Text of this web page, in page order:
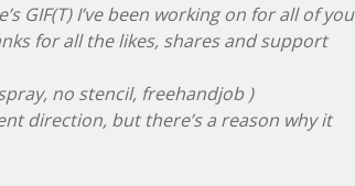
GIF(T) I’ve been working on for all of you
for all the likes, shares and support
no stencil, freehandjob )
direction, but there’s a reason why it